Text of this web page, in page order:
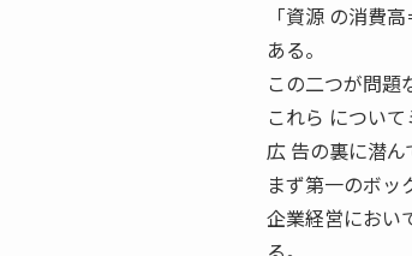
「資源 の消費
ある。
この二つが問題
これら につい
広 告の裏に潜ん
まず第一のボッ
企業経営におい